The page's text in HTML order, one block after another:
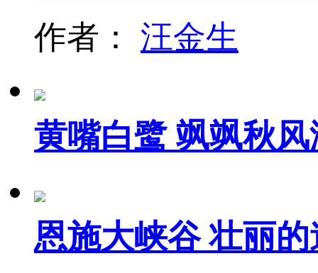
作者： 汪金生
黄嘴白鹭 飒飒秋
恩施大峡谷 壮丽